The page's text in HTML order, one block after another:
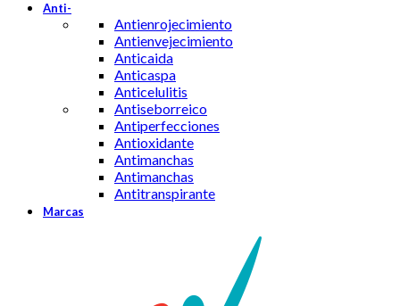
Anti-
Antienrojecimiento
Antienvejecimiento
Anticaida
Anticaspa
Anticelulitis
Antiseborreico
Antiperfecciones
Antioxidante
Antimanchas
Antimanchas
Antitranspirante
Marcas